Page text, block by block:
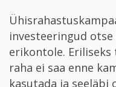
investeeringud
erikontole. Eriliseks
raha ei saa enne
kasutada ja